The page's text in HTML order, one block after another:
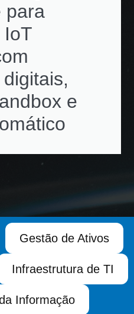
para
IoT
e
Gestão de Ativos
Infraestrutura de TI
Informação